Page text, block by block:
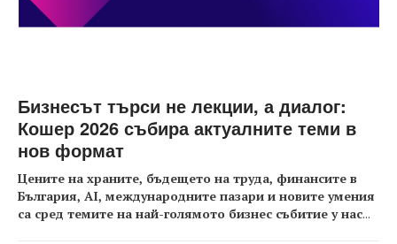
Бизнесът търси не лекции, а диалог:
Кошер 2026 събира актуалните теми в
нов формат
Цените на храните, бъдещето на труда, финансите в
България, AI, международните пазари и новите умения
са сред темите на най-голямото бизнес събитие у нас...